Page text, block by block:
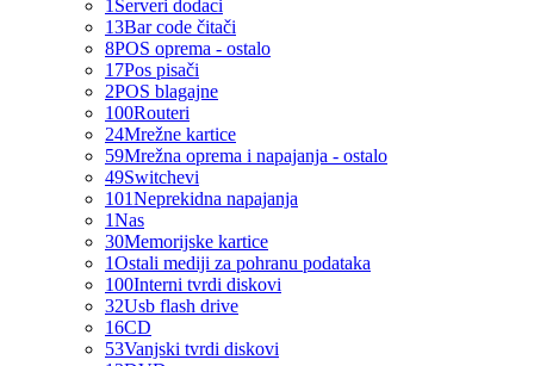
1 Serveri dodaci
13Bar code čitači
8POS oprema - ostalo
17Pos pisači
2POS blagajne
100Routeri
24Mrežne kartice
59Mrežna oprema i napajanja - ostalo
49Switchevi
101Neprekidna napajanja
1Nas
30Memorijske kartice
1Ostali mediji za pohranu podataka
100Interni tvrdi diskovi
32Usb flash drive
16CD
53Vanjski tvrdi diskovi